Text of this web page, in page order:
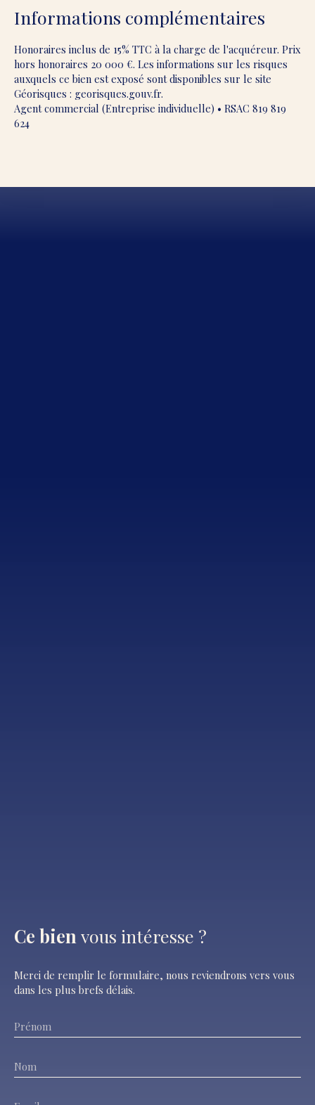
Informations complémentaires
Honoraires inclus de 15% TTC à la charge de l'acquéreur. Prix
hors honoraires 20 000 €. Les informations sur les risques
auxquels ce bien est exposé sont disponibles sur le site
Géorisques : georisques.gouv.fr.
Agent commercial (Entreprise individuelle) • RSAC 819 819
624
Ce bien vous intéresse ?
Merci de remplir le formulaire, nous reviendrons vers vous
dans les plus brefs délais.
Prénom
Nom